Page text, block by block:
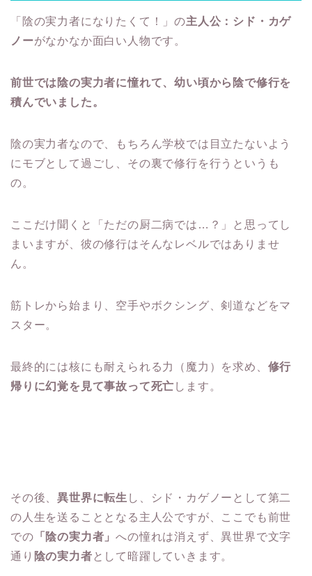
「陰の実力者になりたくて！」の主人公：シド・カゲ
ノーがなかなか面白い人物です。
前世では陰の実力者に憧れて、幼い頃から陰で修行を
積んでいました。
陰の実力者なので、もちろん学校では目立たないよう
にモブとして過ごし、その裏で修行を行うというも
の。
ここだけ聞くと「ただの厨二病では…？」と思ってし
まいますが、彼の修行はそんなレベルではありませ
ん。
筋トレから始まり、空手やボクシング、剣道などをマ
スター。
最終的には核にも耐えられる力（魔力）を求め、 修行
帰りに幻覚を見て事故って死亡 します。
その後、異世界に転生 し、シド・カゲノーとして第二
の人生を送ることとなる主人公ですが、ここでも前世
での 「陰の実力者」への憧れは消えず、異世界で文字
通り 陰の実力者 として暗躍していきます。